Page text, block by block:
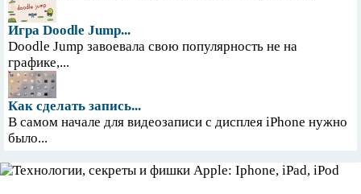
Игра Doodle Jump...
Doodle Jump завоевала свою популярность не на
графике,...
Как сделать запись...
В самом начале для видеозаписи с дисплея iPhone нужно
было...